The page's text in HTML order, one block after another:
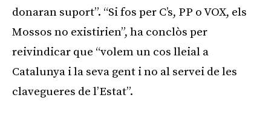
donaran suport”. “Si fos per C’s, PP o VOX, els
Mossos no existirien”, ha conclòs per
reivindicar que “volem un cos lleial a
Catalunya i la seva gent i no al servei de les
clavegueres de l’Estat”.